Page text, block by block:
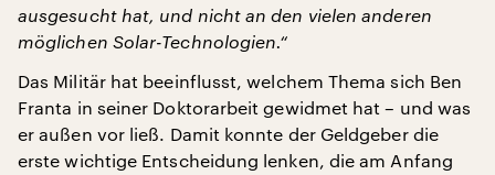
ausgesucht hat, und nicht an den vielen anderen
möglichen Solar-Technologien.“
Das Militär hat beeinflusst, welchem Thema sich Ben
Franta in seiner Doktorarbeit gewidmet hat – und was
er außen vor ließ. Damit konnte der Geldgeber die
erste wichtige Entscheidung lenken, die am Anfang